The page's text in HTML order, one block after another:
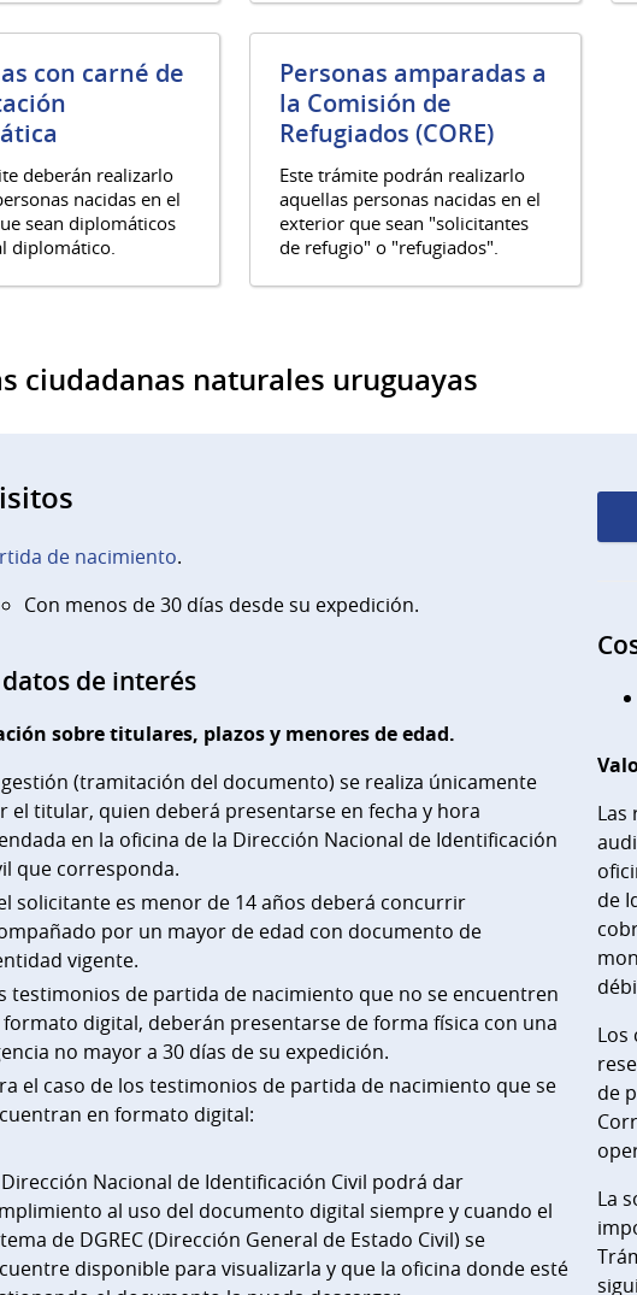
con carné de
deberán realizarlo
nacidas en el
sean diplomáticos
diplomático.
Personas amparadas a
la Comisión de
Refugiados (CORE)
Este trámite podrán realizarlo
aquellas personas nacidas en el
exterior que sean "solicitantes
de refugio" o "refugiados".
ciudadanas naturales uruguayas
de nacimiento.
Con menos de 30 días desde su expedición.
de interés
sobre titulares, plazos y menores de edad.
gestión (tramitación del documento) se realiza únicamente
el titular, quien deberá presentarse en fecha y hora
en la oficina de la Dirección Nacional de Identificación
que corresponda.
solicitante es menor de 14 años deberá concurrir
por un mayor de edad con documento de
vigente.
testimonios de partida de nacimiento que no se encuentren
formato digital, deberán presentarse de forma física con una
no mayor a 30 días de su expedición.
el caso de los testimonios de partida de nacimiento que se
en formato digital:
Dirección Nacional de Identificación Civil podrá dar
al uso del documento digital siempre y cuando el
de DGREC (Dirección General de Estado Civil) se
disponible para visualizarla y que la oficina donde esté
Las
de
Los
de
La